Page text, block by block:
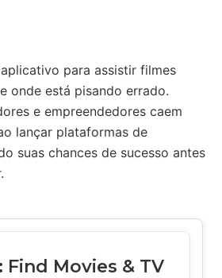
para assistir filmes
onde está pisando errado.
e empreendedores caem
lançar plataformas de
suas chances de sucesso antes
Find Movies & TV